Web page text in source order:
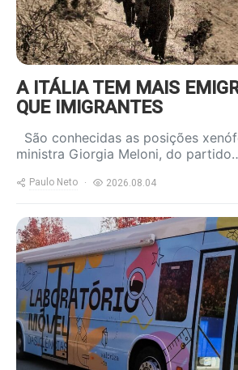
A ITÁLIA TEM MAIS
QUE IMIGRANTES
São conhecidas as posições
ministra Giorgia Meloni, do
Paulo Neto 2026.08.04
https://www.ruadireita.pt/wp-
content/uploads/2026/08/
800x600.jpg